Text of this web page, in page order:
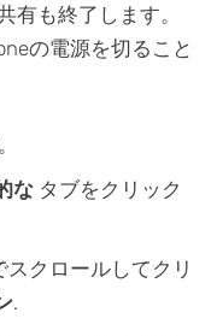
有も終了します。
の電源を切ること
なタブをクリック
クロールしてクリ
.